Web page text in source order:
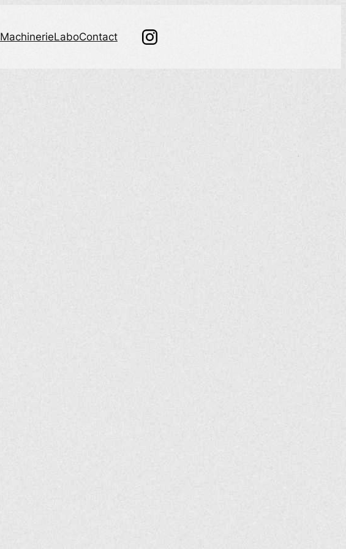
MachinerieLaboContact